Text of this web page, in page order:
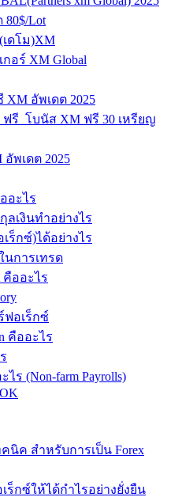
Lot
ดโม)XM
อร์ XM Global
อัพเดต 2025
รี โบนัส XM ฟรี 30 เหรียญ
พเดต 2025
อะไร
ลเงินทำอย่างไร
ร็กซ์)ได้อย่างไร
นการเทรด
คืออะไร
ฟอเร็กซ์
คืออะไร
ร (Non-farm Payrolls)
นิค สำหรับการเป็น Forex
ร็กซ์ให้ได้กำไรอย่างยั่งยืน